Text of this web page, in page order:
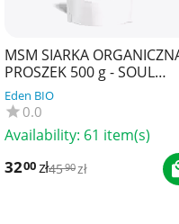
MSM SIARKA
PROSZEK 500 g - SOUL
FARM
Eden BIO
0.0
Availability: 61 item(s)
3200zł4590zł